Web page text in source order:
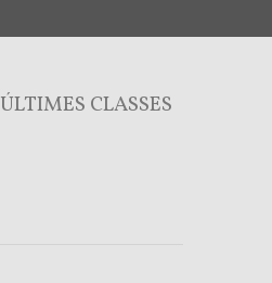
ÚLTIMES CLASSES